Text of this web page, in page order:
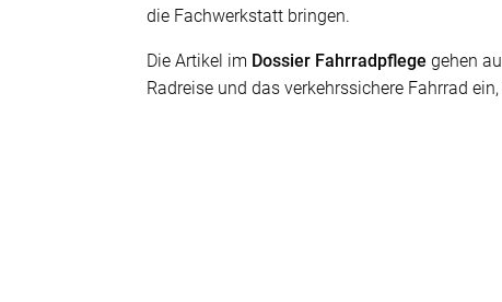
die Fachwerkstatt bringen.
Die Artikel im Dossier Fahrradpflege gehen
Radreise und das verkehrssichere Fahrrad